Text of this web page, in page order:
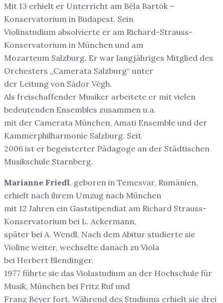
Mit 13 erhielt er Unterricht am Béla Bartók –
Konservatorium in Budapest. Sein
Violinstudium absolvierte er am Richard-Strauss-
Konservatorium in München und am
Mozarteum Salzburg. Er war langjähriges Mitglied des
Orchesters „Camerata Salzburg“ unter
der Leitung von Sádor Végh.
Als freischaffender Musiker arbeitete er mit vielen
bedeutenden Ensembles zusammen u.a.
mit der Camerata München, Amati Ensemble und der
Kammerphilharmonie Salzburg. Seit
2006 ist er begeisterter Pädagoge an der Städtischen
Musikschule Starnberg.
Marianne Friedl, geboren in Temesvar, Rumänien,
erhielt nach ihrem Umzug nach München
mit 12 Jahren ein Gaststipendiat am Richard Strauss-
Konservatorium bei L. Ackermann,
später bei A. Wendl. Nach dem Abitur studierte sie
Violine weiter, wechselte danach zu Viola
bei Herbert Blendinger.
1977 führte sie das Violastudium an der Hochschule für
Musik, München bei Fritz Ruf und
Franz Beyer fort. Während des Studiums erhielt sie drei